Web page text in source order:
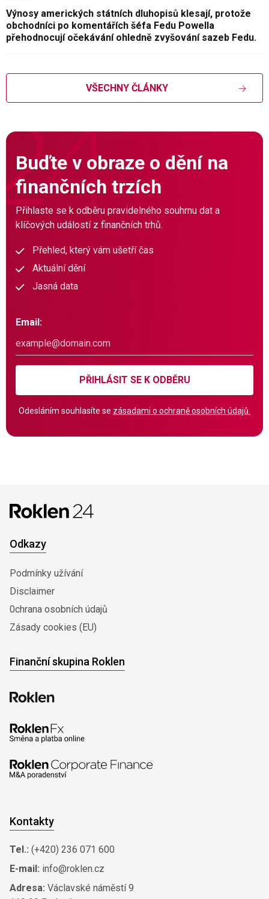
Výnosy amerických státních dluhopisů klesají, protože
obchodníci po komentářích šéfa Fedu Powella
přehodnocují očekávání ohledně zvyšování sazeb Fedu.
VŠECHNY ČLÁNKY
Buďte v obraze o dění na
finančních trzích
Přihlaste se k odběru pravidelného souhrnu dat a
klíčových událostí z finančních trhů.
Přehled, který vám ušetří čas
Aktuální dění
Jasná data
Email:
PŘIHLÁSIT SE K ODBĚRU
Odesláním souhlasíte se zásadami o ochraně osobních údajů.
Odkazy
Podmínky užívání
Disclaimer
0chrana osobních údajů
Zásady cookies (EU)
Finanční skupina Roklen
Kontakty
Tel.: (+420) 236 071 600
E-mail: info@roklen.cz
Adresa: Václavské náměstí 9